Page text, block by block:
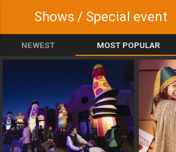
Shows / Special event
NEWEST MOST POPULAR